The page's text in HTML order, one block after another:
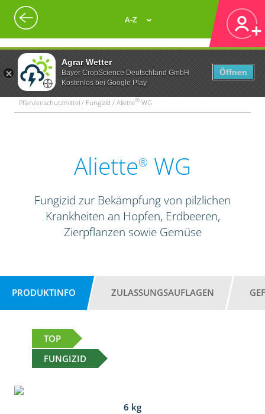
Agrar Wetter
Bayer CropScience Deutschland GmbH
Kostenlos bei Google Play
Öffnen
A-Z
Pflanzenschutzmittel / Fungizid / Aliette® WG
Aliette® WG
Fungizid zur Bekämpfung von pilzlichen
Krankheiten an Hopfen, Erdbeeren,
Zierpflanzen sowie Gemüse
PRODUKTINFO ZULASSUNGSAUFLAGEN
TOP
FUNGIZID
6 kg